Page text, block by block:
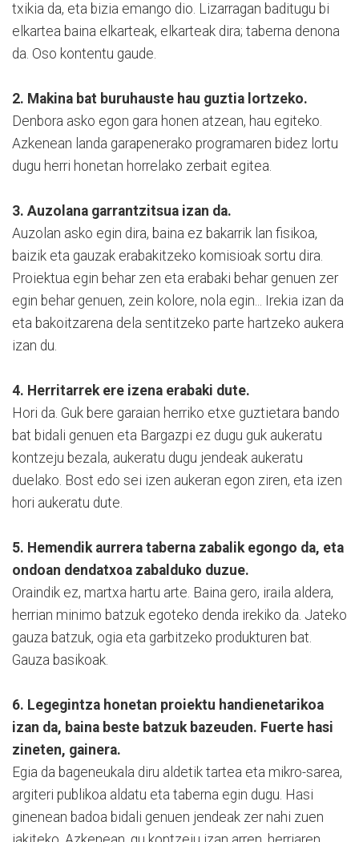
txikia da, eta bizia emango dio. Lizarragan baditugu bi
elkartea baina elkarteak, elkarteak dira; taberna denona
da. Oso kontentu gaude.
2. Makina bat buruhauste hau guztia lortzeko.
Denbora asko egon gara honen atzean, hau egiteko.
Azkenean landa garapenerako programaren bidez lortu
dugu herri honetan horrelako zerbait egitea.
3. Auzolana garrantzitsua izan da.
Auzolan asko egin dira, baina ez bakarrik lan fisikoa,
baizik eta gauzak erabakitzeko komisioak sortu dira.
Proiektua egin behar zen eta erabaki behar genuen zer
egin behar genuen, zein kolore, nola egin... Irekia izan da
eta bakoitzarena dela sentitzeko parte hartzeko aukera
izan du.
4. Herritarrek ere izena erabaki dute.
Hori da. Guk bere garaian herriko etxe guztietara bando
bat bidali genuen eta Bargazpi ez dugu guk aukeratu
kontzeju bezala, aukeratu dugu jendeak aukeratu
duelako. Bost edo sei izen aukeran egon ziren, eta izen
hori aukeratu dute.
5. Hemendik aurrera taberna zabalik egongo da, eta
ondoan dendatxoa zabalduko duzue.
Oraindik ez, martxa hartu arte. Baina gero, iraila aldera,
herrian minimo batzuk egoteko denda irekiko da. Jateko
gauza batzuk, ogia eta garbitzeko produkturen bat.
Gauza basikoak.
6. Legegintza honetan proiektu handienetarikoa
izan da, baina beste batzuk bazeuden. Fuerte hasi
zineten, gainera.
Egia da bageneukala diru aldetik tartea eta mikro-sarea,
argiteri publikoa aldatu eta taberna egin dugu. Hasi
ginenean badoa bidali genuen jendeak zer nahi zuen